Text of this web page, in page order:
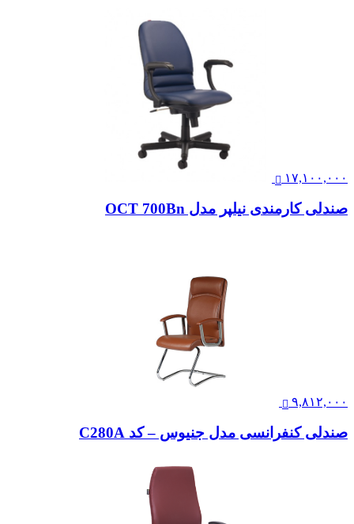
۱۷,۱۰۰,۰۰۰
صندلی کارمندی نیلپر مدل OCT 700Bn
۹,۸۱۲,۰۰۰
صندلی کنفرانسی مدل جنیوس – کد C280A